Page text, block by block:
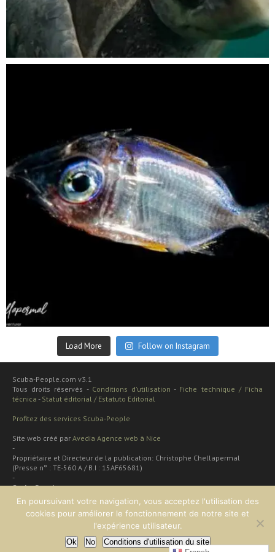
Sep 24
Load More Follow on Instagram
Scuba-People.com v3.1
Tous droits réservés - Conditions d'utilisation - Fiche technique / Ficha
técnica - Statut éditorial / Estatuto Editorial
Profitez des services Scuba-People
Site web créé par Avedia Agence web à Nice
-
Propriétaire et Directeur de la publication: Christophe Chellapermal
(Presse n° : TE-560 A / B.I : 15AF65681)
-
Scuba People
Rua cardal de são josé 48 apt
2 dt
Lisboa, PORTUGAL
EN HAUT
En poursuivant votre navigation, vous acceptez l'utilisation des
cookies pour améliorer le fonctionnement de notre site et
l'expérience utilisateur.
Ok No
Conditions d'utilisation du site